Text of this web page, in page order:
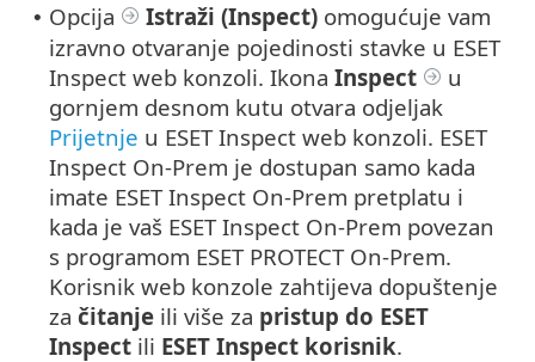
• Opcija Istraži (Inspect) omogućuje vam
izravno otvaranje pojedinosti stavke u ESET
Inspect web konzoli. Ikona Inspect
u
gornjem desnom kutu otvara odjeljak
Prijetnje u ESET Inspect web konzoli. ESET
Inspect On-Prem je dostupan samo kada
imate ESET Inspect On-Prem pretplatu i
kada je vaš ESET Inspect On-Prem povezan
s programom ESET PROTECT On-Prem.
Korisnik web konzole zahtijeva dopuštenje
za čitanje ili više za pristup do ESET
Inspect ili ESET Inspect korisnik.